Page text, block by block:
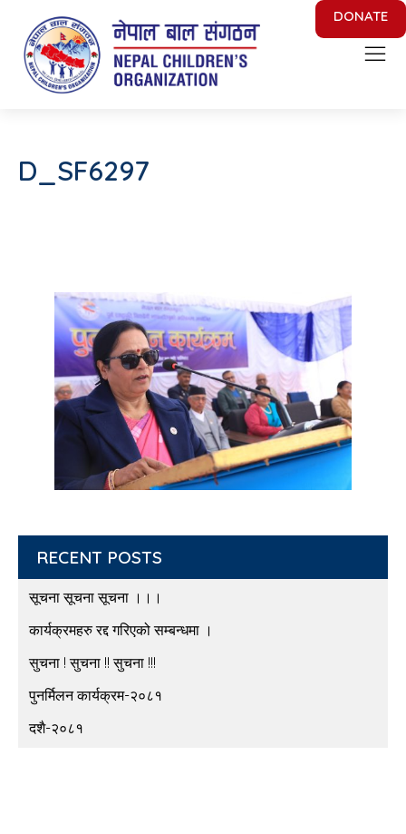
Nepal Children's Organization
Putting Smile on face of Nepalese Children
DONATE
D_SF6297
RECENT POSTS
सूचना सूचना सूचना ।।।
कार्यक्रमहरु रद्द गरिएको सम्बन्धमा ।
सुचना ! सुचना !! सुचना !!!
पुनर्मिलन कार्यक्रम-२०८१
दशै-२०८१